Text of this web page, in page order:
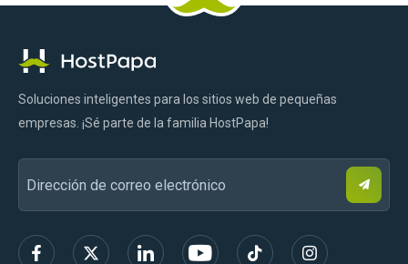
Logotipo
HostPapa
Soluciones inteligentes para los sitios web de pequeñas
empresas. ¡Sé parte de la familia HostPapa!
Dirección
de
correo
electrónico
u
s
r
FacebookGorjeoLinkedInYouTubeTik
Instagram
Pinterest